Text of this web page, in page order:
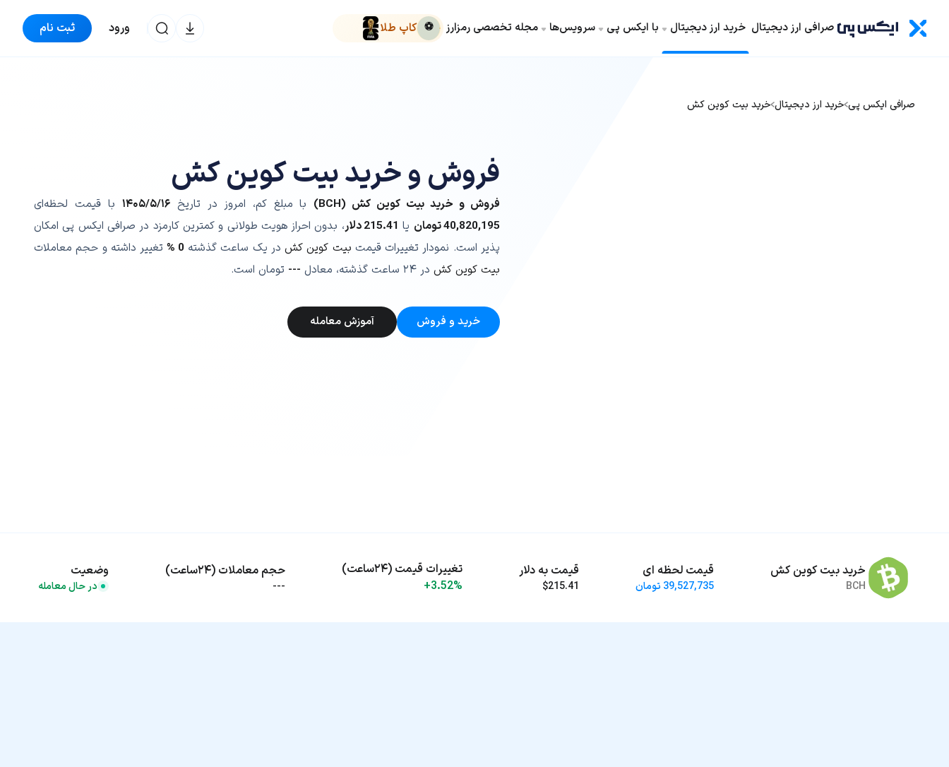
صرافی ارز دیجیتال خرید ارز دیجیتال با ایکس پی سرویس‌ها مجله تخصصی رمزارز ⚽ کاپ طلا ورود ثبت نام
صرافی ایکس پی خرید ارز دیجیتال خرید بیت کوین کش
فروش و خرید بیت کوین کش
فروش و خرید بیت کوین کش (BCH) با مبلغ کم، امروز در تاریخ۱۴۰۵/۵/۱۶ با قیمت لحظه‌ای
40,820,195تومان یا 215.41دلار، بدون احراز هویت طولانی و کمترین کارمزد در صرافی ایکس پی امکان
پذیر است. نمودار تغییرات قیمت بیت کوین کشدر یک ساعت گذشته 0 %
تغییر داشته و حجم معاملات
بیت کوین کش در ۲۴ ساعت گذشته، معادل --- تومان است.
خرید و فروش آموزش معامله
خرید بیت کوین کش
BCH
وضعیت
در حال معامله
قیمت لحظه ای
39,527,735 تومان
قیمت به دلار
$215.41
تغییرات قیمت (۲۴ساعت)
+3.52%
حجم معاملات (۲۴ساعت)
---